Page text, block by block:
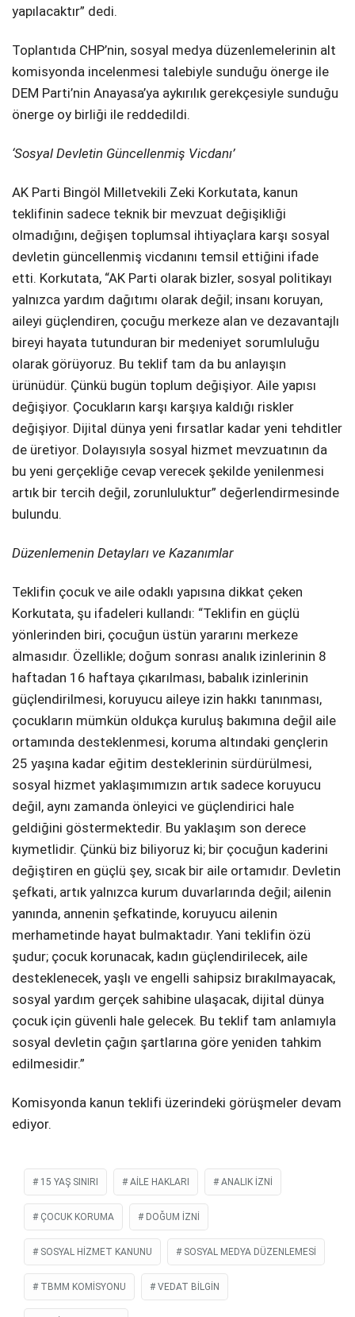
yapılacaktır” dedi.
Toplantıda CHP’nin, sosyal medya düzenlemelerinin alt
komisyonda incelenmesi talebiyle sunduğu önerge ile
DEM Parti’nin Anayasa’ya aykırılık gerekçesiyle sunduğu
önerge oy birliği ile reddedildi.
‘Sosyal Devletin Güncellenmiş Vicdanı’
AK Parti Bingöl Milletvekili Zeki Korkutata, kanun
teklifinin sadece teknik bir mevzuat değişikliği
olmadığını, değişen toplumsal ihtiyaçlara karşı sosyal
devletin güncellenmiş vicdanını temsil ettiğini ifade
etti. Korkutata, “AK Parti olarak bizler, sosyal politikayı
yalnızca yardım dağıtımı olarak değil; insanı koruyan,
aileyi güçlendiren, çocuğu merkeze alan ve dezavantajlı
bireyi hayata tutunduran bir medeniyet sorumluluğu
olarak görüyoruz. Bu teklif tam da bu anlayışın
ürünüdür. Çünkü bugün toplum değişiyor. Aile yapısı
değişiyor. Çocukların karşı karşıya kaldığı riskler
değişiyor. Dijital dünya yeni fırsatlar kadar yeni tehditler
de üretiyor. Dolayısıyla sosyal hizmet mevzuatının da
bu yeni gerçekliğe cevap verecek şekilde yenilenmesi
artık bir tercih değil, zorunluluktur” değerlendirmesinde
bulundu.
Düzenlemenin Detayları ve Kazanımlar
Teklifin çocuk ve aile odaklı yapısına dikkat çeken
Korkutata, şu ifadeleri kullandı: “Teklifin en güçlü
yönlerinden biri, çocuğun üstün yararını merkeze
almasıdır. Özellikle; doğum sonrası analık izinlerinin 8
haftadan 16 haftaya çıkarılması, babalık izinlerinin
güçlendirilmesi, koruyucu aileye izin hakkı tanınması,
çocukların mümkün oldukça kuruluş bakımına değil aile
ortamında desteklenmesi, koruma altındaki gençlerin
25 yaşına kadar eğitim desteklerinin sürdürülmesi,
sosyal hizmet yaklaşımımızın artık sadece koruyucu
değil, aynı zamanda önleyici ve güçlendirici hale
geldiğini göstermektedir. Bu yaklaşım son derece
kıymetlidir. Çünkü biz biliyoruz ki; bir çocuğun kaderini
değiştiren en güçlü şey, sıcak bir aile ortamıdır. Devletin
şefkati, artık yalnızca kurum duvarlarında değil; ailenin
yanında, annenin şefkatinde, koruyucu ailenin
merhametinde hayat bulmaktadır. Yani teklifin özü
şudur; çocuk korunacak, kadın güçlendirilecek, aile
desteklenecek, yaşlı ve engelli sahipsiz bırakılmayacak,
sosyal yardım gerçek sahibine ulaşacak, dijital dünya
çocuk için güvenli hale gelecek. Bu teklif tam anlamıyla
sosyal devletin çağın şartlarına göre yeniden tahkim
edilmesidir.”
Komisyonda kanun teklifi üzerindeki görüşmeler devam
ediyor.
15 YAŞ SINIRI AILE HAKLARI ANALIK IZNI
ÇOCUK KORUMA DOĞUM IZNI
SOSYAL HIZMET KANUNU SOSYAL MEDYA DÜZENLEMESI
TBMM KOMISYONU VEDAT BILGIN